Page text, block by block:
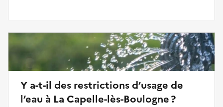
Y a-t-il des restrictions d’usage de
l’eau à La Capelle-lès-Boulogne ?